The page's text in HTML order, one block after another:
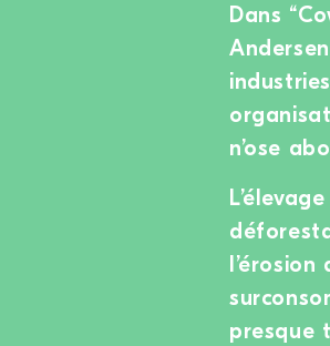
Dans
n’ose
presque